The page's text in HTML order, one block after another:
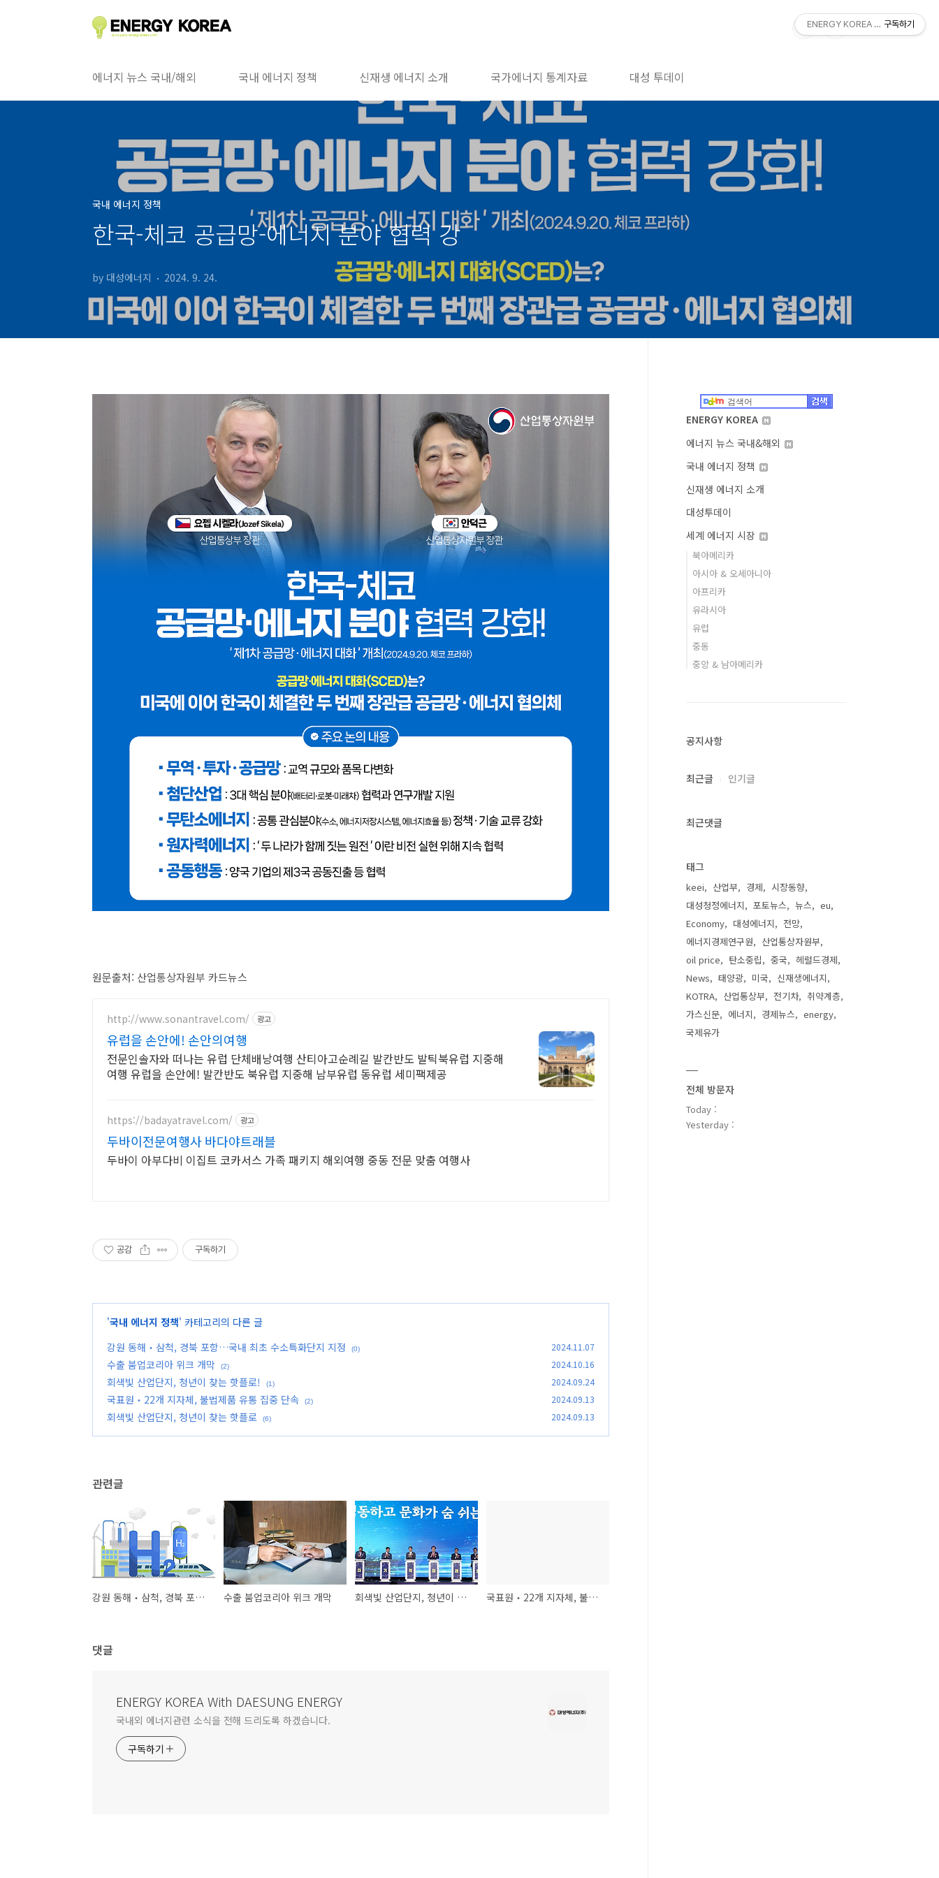
에너지 뉴스 국내/해외 국내 에너지 정책 신재생 에너지 소개 국가에너지 통계자료 대성 투데이
국내 에너지 정책
한국-체코 공급망-에너지 분야 협력 강
by 대성에너지 2024. 9. 24.
원문출처: 산업통상자원부 카드뉴스
http://www.sonantravel.com/ 광고
유럽을 손안에! 손안의여행
전문인솔자와 떠나는 유럽 단체배낭여행 산티아고순례길 발칸반도 발틱북유럽 지중해
여행 유럽을 손안에! 발칸반도 북유럽 지중해 남부유럽 동유럽 세미팩제공
https://badayatravel.com/ 광고
두바이전문여행사 바다야트래블
두바이 아부다비 이집트 코카서스 가족 패키지 해외여행 중동 전문 맞춤 여행사
공감 구독하기
'국내 에너지 정책' 카테고리의 다른 글
강원 동해‧삼척, 경북 포항…국내 최초 수소특화단지 지정
(0) 2024.11.07
수출 붐업코리아 위크 개막 (2) 2024.10.16
회색빛 산업단지, 청년이 찾는 핫플로! (1) 2024.09.24
국표원‧22개 지자체, 불법제품 유통 집중 단속 (2) 2024.09.13
회색빛 산업단지, 청년이 찾는 핫플로 (6) 2024.09.13
관련글
강원 동해‧삼척, 경북 포항…국내 최초 수소특화단지 지정 수출 붐업코리아 위크 개막 회색빛 산업단지, 청년이 찾는 핫플로! 국표원‧22개 지자체, 불법제품 유통 집중 단속
댓글
ENERGY KOREA With DAESUNG ENERGY
국내외 에너지관련 소식을 전해 드리도록 하겠습니다.
구독하기
ENERGY KOREA
에너지 뉴스 국내&해외
국내 에너지 정책
신재생 에너지 소개
대성투데이
세계 에너지 시장
북아메리카
아시아 & 오세아니아
아프리카
유라시아
유럽
중동
중앙 & 남아메리카
공지사항
최근글 인기글
최근댓글
태그
keei 산업부 경제
시장동향
대성청정에너지
포토뉴스 뉴스
eu
Economy
대성에너지
전망
에너지경제연구원
산업통상자원부
oil price
탄소중립 중국
헤럴드경제
News
태양광 미국
신재생에너지
KOTRA
산업통상부 전기차
취약계층
가스신문
에너지 경제뉴스
energy
국제유가
전체 방문자
Today :
Yesterday :
ENERGY KOREA With DAESUNG
구독하기